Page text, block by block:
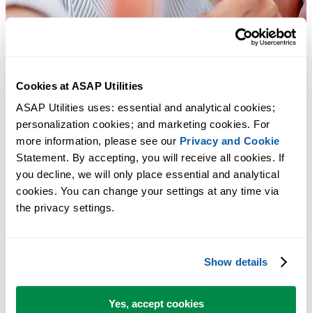
Cookies at ASAP Utilities
ASAP Utilities uses: essential and analytical cookies;
personalization cookies; and marketing cookies. For
more information, please see our Privacy and Cookie
Statement. By accepting, you will receive all cookies. If
you decline, we will only place essential and analytical
cookies. You can change your settings at any time via
the privacy settings.
Show details
Yes, accept cookies
Risparmia tempo in Excel. Così semplice.
ASAP Utilities ti aiuta a risparmiare tempo e a fare cose che Excel da